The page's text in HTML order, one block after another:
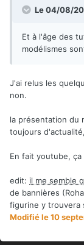
Le 04/08/
Et à l'âge des
modélismes
J'ai relus les
non.
la présentation du
toujours
En fait youtube,
edit: il me semble
de bannières
figurine y trouvera
Modifiéle 10